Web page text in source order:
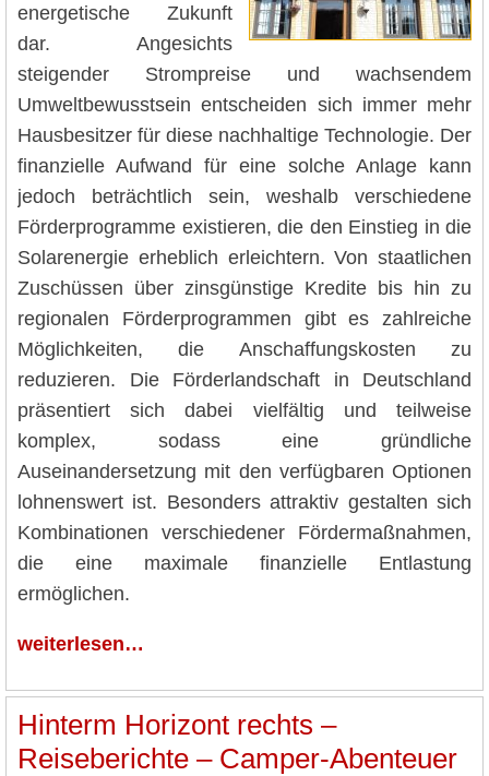
energetische Zukunft
dar. Angesichts
steigender Strompreise und wachsendem
Umweltbewusstsein entscheiden sich immer mehr
Hausbesitzer für diese nachhaltige Technologie. Der
finanzielle Aufwand für eine solche Anlage kann
jedoch beträchtlich sein, weshalb verschiedene
Förderprogramme existieren, die den Einstieg in die
Solarenergie erheblich erleichtern. Von staatlichen
Zuschüssen über zinsgünstige Kredite bis hin zu
regionalen Förderprogrammen gibt es zahlreiche
Möglichkeiten, die Anschaffungskosten zu
reduzieren. Die Förderlandschaft in Deutschland
präsentiert sich dabei vielfältig und teilweise
komplex, sodass eine gründliche
Auseinandersetzung mit den verfügbaren Optionen
lohnenswert ist. Besonders attraktiv gestalten sich
Kombinationen verschiedener Fördermaßnahmen,
die eine maximale finanzielle Entlastung
ermöglichen.
weiterlesen…
Hinterm Horizont rechts –
Reiseberichte – Camper-Abenteuer